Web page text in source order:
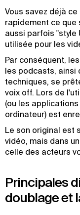
Vous savez déjà
rapidement ce que
aussi parfois "style
utilisée pour les
Par conséquent,
les podcasts, ainsi
techniques, se
voix off. Lors de
(ou les
ordinateur) est
Le son original est
vidéo, mais dans
celle des acteurs
Principales
doublage et